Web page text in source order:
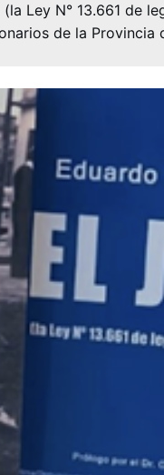
Ley N° 13.661 de
de la Provincia